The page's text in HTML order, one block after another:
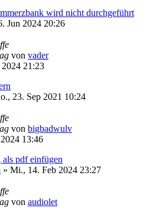
wird nicht durchgeführt
Jun 2024 20:26
von vader
21:23
23. Sep 2021 10:24
von bigbadwulv
13:46
als pdf einfügen
» Mi., 14. Feb 2024 23:27
von audiolet